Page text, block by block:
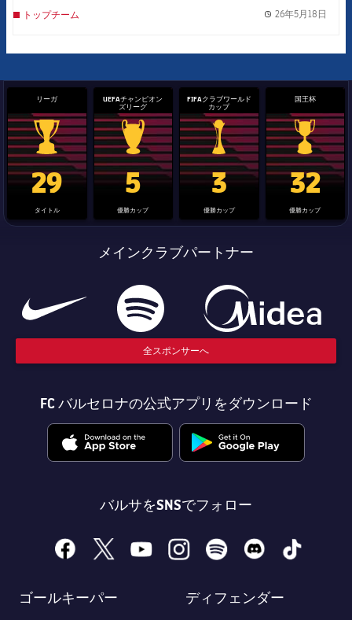
トップチーム 26年5月18日
リーガ
La Liga trophy
29
タイトル
UEFAチャンピオン
ズリーグ
Champions League trophy
5
優勝カップ
FIFAクラブワールド
カップ
label.aria.clubworldcup
3
優勝カップ
国王杯
国王杯
32
優勝カップ
メインクラブパートナー
全スポンサーへ
FC バルセロナの公式アプリをダウンロード
バルサをSNSでフォロー
facebook
x youtubeinstagramspotify discord tiktok
ゴールキーパー ディフェンダー